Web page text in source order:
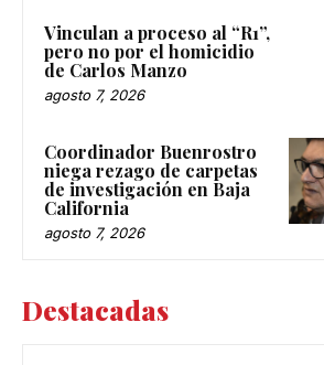
Vinculan a proceso al “R1”,
pero no por el homicidio
de Carlos Manzo
agosto 7, 2026
Coordinador Buenrostro
niega rezago de carpetas
de investigación en Baja
California
agosto 7, 2026
Destacadas